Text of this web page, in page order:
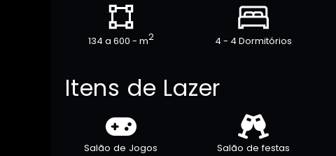
134 a 600 - m2 4 - 4 Dormitórios
Itens de Lazer
Salão de Jogos Salão de festas